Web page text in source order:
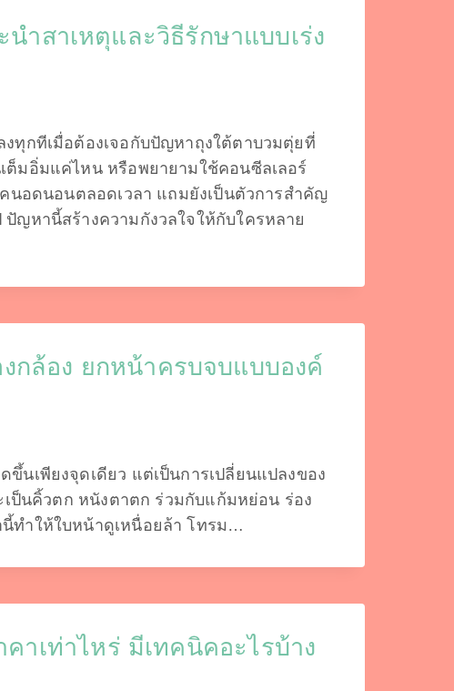
ำสาเหตุและวิธีรักษาแบบเร่ง
ทุกทีเมื่อต้องเจอกับปัญหาถุงใต้ตาบวมตุ่ยที่
มอิ่มแค่ไหน หรือพยายามใช้คอนซีลเลอร์
นอดนอนตลอดเวลา แถมยังเป็นตัวการสำคัญ
ญหานี้สร้างความกังวลใจให้กับใครหลาย
กล้อง ยกหน้าครบจบแบบองค์
นเพียงจุดเดียว แต่เป็นการเปลี่ยนแปลงของ
เป็นคิ้วตก หนังตาตก ร่วมกับแก้มหย่อน ร่อง
ทำให้ใบหน้าดูเหนื่อยล้า โทรม…
าเท่าไหร่ มีเทคนิคอะไรบ้าง